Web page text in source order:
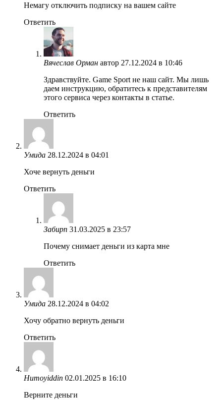
Немагу отключить подписку на вашем сайте
Ответить
Вячеслав Орман автор 27.12.2024 в 10:46
Здравствуйте. Game Sport не наш сайт. Мы лишь
даем инструкцию, обратитесь к представителям
этого сервиса через контакты в статье.
Ответить
Умида 28.12.2024 в 04:01
Хоче вернуть деньги
Ответить
Забирп 31.03.2025 в 23:57
Почему снимает деньги из карта мне
Ответить
Умида 28.12.2024 в 04:02
Хочу обратно вернуть деньги
Ответить
Humoyiddin 02.01.2025 в 16:10
Верните деньги